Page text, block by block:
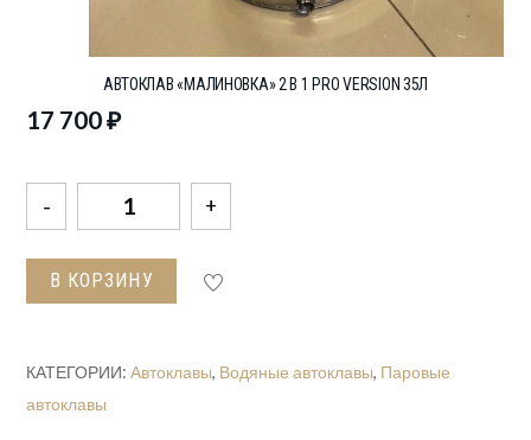
АВТОКЛАВ «МАЛИНОВКА» 2 В 1 PRO VERSION 35Л
17 700₽
Количество
товара
Автоклав
"Малиновка"
В КОРЗИНУ
КАТЕГОРИИ:Автоклавы, Водяные автоклавы, Паровые
автоклавы